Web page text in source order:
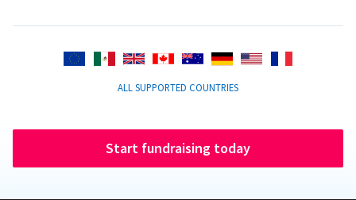
ALL SUPPORTED COUNTRIES
Start fundraising today